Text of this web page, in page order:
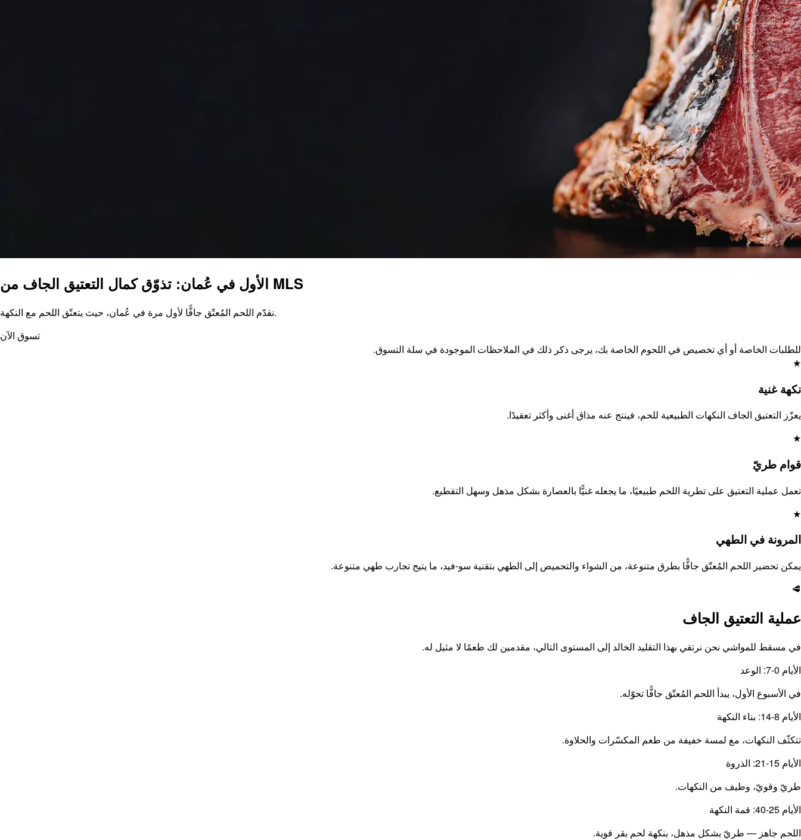
الأول في عُمان: تذوّق كمال التعتيق الجاف من MLS
نقدّم اللحم المُعتّق جافًّا لأول مرة في عُمان، حيث يتعتّق اللحم مع النكهة.
تسوق الآن
للطلبات الخاصة أو أي تخصيص في اللحوم الخاصة بك، يرجى ذكر ذلك في الملاحظات الموجودة في سلة التسوق.
★
نكهة غنية
يعزّز التعتيق الجاف النكهات الطبيعية للحم، فينتج عنه مذاق أغنى وأكثر تعقيدًا.
★
قوام طريّ
تعمل عملية التعتيق على تطرية اللحم طبيعيًا، ما يجعله غنيًّا بالعصارة بشكل مذهل وسهل التقطيع.
★
المرونة في الطهي
يمكن تحضير اللحم المُعتّق جافًّا بطرق متنوعة، من الشواء والتحميص إلى الطهي بتقنية سو-فيد، ما يتيح تجارب طهي متنوعة.
🥩
عملية التعتيق الجاف
في مسقط للمواشي نحن نرتقي بهذا التقليد الخالد إلى المستوى التالي، مقدمين لك طعمًا لا مثيل له.
الأيام 0-7: الوعد
في الأسبوع الأول، يبدأ اللحم المُعتّق جافًّا تحوّله.
الأيام 8-14: بناء النكهة
تتكثّف النكهات، مع لمسة خفيفة من طعم المكسّرات والحلاوة.
الأيام 15-21: الذروة
طريّ وقويّ، وطيف من النكهات.
الأيام 25-40: قمة النكهة
اللحم جاهز — طريّ بشكل مذهل، بنكهة لحم بقر قوية.